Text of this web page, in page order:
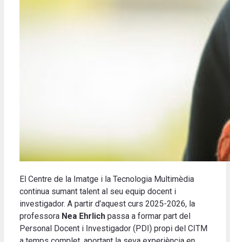
El Centre de la Imatge i la Tecnologia Multimèdia
continua sumant talent al seu equip docent i
investigador. A partir d’aquest curs 2025-2026, la
professora Nea Ehrlich passa a formar part del
Personal Docent i Investigador (PDI) propi del CITM